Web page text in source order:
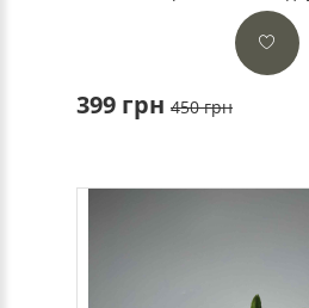
399 грн 450 грн